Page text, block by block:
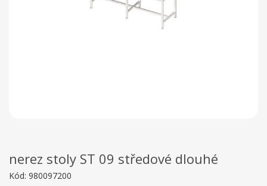
nerez stoly ST 09 středové dlouhé
Kód: 980097200